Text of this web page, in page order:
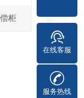
柜
在线客服
服务热线